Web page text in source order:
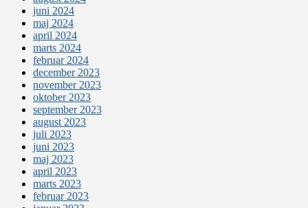
juni 2024
maj 2024
april 2024
marts 2024
februar 2024
december 2023
november 2023
oktober 2023
september 2023
august 2023
juli 2023
juni 2023
maj 2023
april 2023
marts 2023
februar 2023